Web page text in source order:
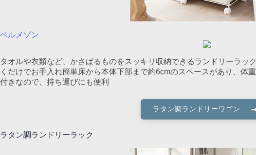
ベルメゾン
タオルや衣類など、かさばるものをスッキリ収納できるランドリーラッ
くだけでお手入れ簡単床から本体下部まで約6cmのスペースがあり、体
付きなので、持ち運びにも便利
ラタン調ランドリーワゴン
ラタン調ランドリーラック